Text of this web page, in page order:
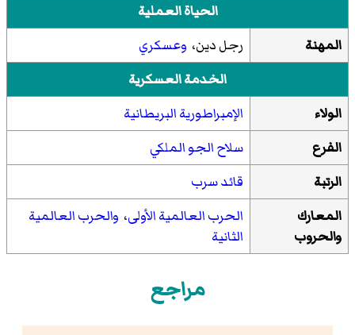
الحياة العملية
المهنة
رجل دين، وعسكري
الخدمة العسكرية
الولاء
الإمبراطورية البريطانية
الفرع
سلاح الجو الملكي
الرتبة
قائد سرب
المعارك
والحروب
الحرب العالمية الأولى، والحرب العالمية
الثانية
مراجع